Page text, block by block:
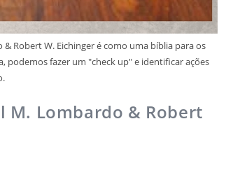
Robert W. Eichinger é como uma bíblia para os
podemos fazer um "check up" e identificar ações
M. Lombardo & Robert